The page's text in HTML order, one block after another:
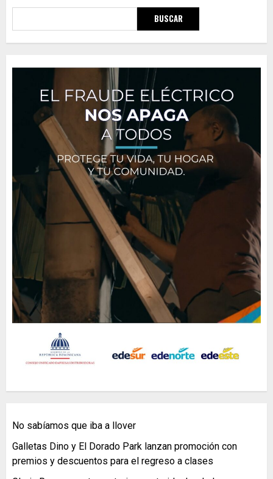
BUSCAR
No sabíamos que iba a llover
Galletas Dino y El Dorado Park lanzan promoción con
premios y descuentos para el regreso a clases